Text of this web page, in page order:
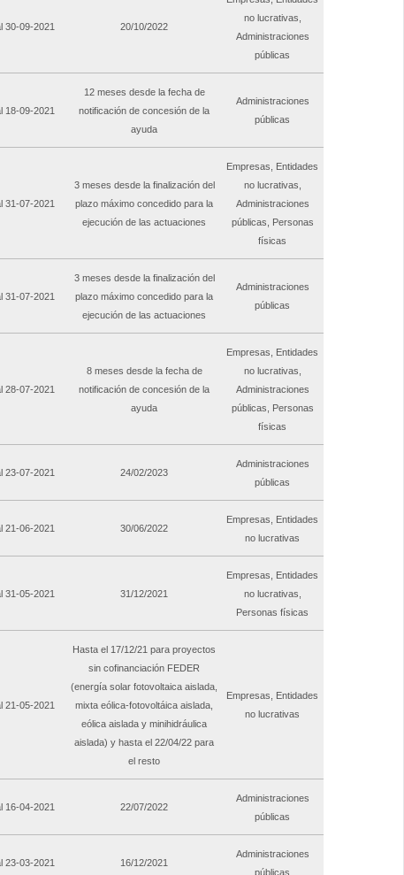
30-09-2021 20/10/2022
no lucrativas,
Administraciones
públicas
18-09-2021
12 meses desde la fecha de
notificación de concesión de la
ayuda
Administraciones
públicas
31-07-2021
3 meses desde la finalización del
plazo máximo concedido para la
ejecución de las actuaciones
Empresas, Entidades
no lucrativas,
Administraciones
públicas, Personas
físicas
31-07-2021
3 meses desde la finalización del
plazo máximo concedido para la
ejecución de las actuaciones
Administraciones
públicas
28-07-2021
8 meses desde la fecha de
notificación de concesión de la
ayuda
Empresas, Entidades
no lucrativas,
Administraciones
públicas, Personas
físicas
23-07-2021 24/02/2023
Administraciones
públicas
21-06-2021 30/06/2022
Empresas, Entidades
no lucrativas
31-05-2021 31/12/2021
Empresas, Entidades
no lucrativas,
Personas físicas
21-05-2021
Hasta el 17/12/21 para proyectos
sin cofinanciación FEDER
(energía solar fotovoltaica aislada,
mixta eólica-fotovoltáica aislada,
eólica aislada y minihidráulica
aislada) y hasta el 22/04/22 para
el resto
Empresas, Entidades
no lucrativas
16-04-2021 22/07/2022
Administraciones
públicas
23-03-2021 16/12/2021
Administraciones
públicas